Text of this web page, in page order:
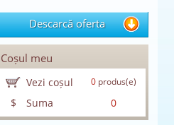
Descarcă oferta
Coșul meu
Vezi coșul 0produs(e)
$ Suma 0